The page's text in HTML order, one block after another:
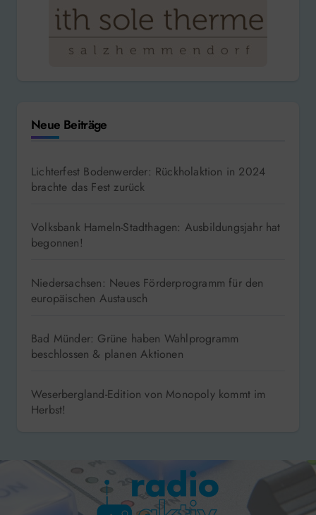
Neue Beiträge
Lichterfest Bodenwerder: Rückholaktion in 2024
brachte das Fest zurück
Volksbank Hameln-Stadthagen: Ausbildungsjahr hat
begonnen!
Niedersachsen: Neues Förderprogramm für den
europäischen Austausch
Bad Münder: Grüne haben Wahlprogramm
beschlossen & planen Aktionen
Weserbergland-Edition von Monopoly kommt im
Herbst!